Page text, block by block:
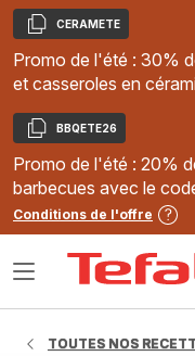
Copier
CERAMETE
Promo de l'été : 30%
et casseroles en
Copier
BBQETE26
Promo de l'été : 20%
barbecues avec le
Conditions de l'offre
Ouvrir
TOUTES NOS